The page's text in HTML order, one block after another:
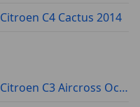
Citroen C4 Cactus 2014
Citroen C3 Aircross Ocasión